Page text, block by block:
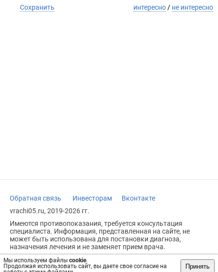
Мы используем файлы cookie.
Продолжая использовать сайт, вы даете свое согласие на
Принять
Сохранить интересно / не интересно
Обратная связь Инвесторам
Вконтакте
vrachi05.ru, 2019-2026 гг.
Имеются противопоказания, требуется консультация
специалиста. Информация, представленная на сайте, не
может быть использована для постановки диагноза,
назначения лечения и не заменяет прием врача.
Возрастное ограничение: 18+